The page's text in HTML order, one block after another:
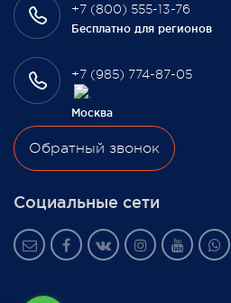
+7 (800) 555-13-76
Бесплатно для регионов
+7 (985) 774-87-05
Москва
Обратный звонок
Социальные сети